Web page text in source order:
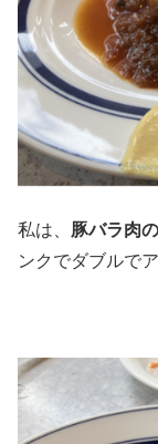
私は、 豚バラ肉
ンクでダブルで